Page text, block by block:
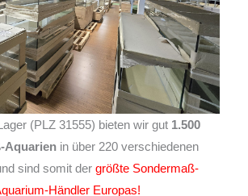
(PLZ 31555) bieten wir gut 1.500
Aquarien in über 220 verschiedenen
sind somit der größte Sondermaß-
Händler Europas!